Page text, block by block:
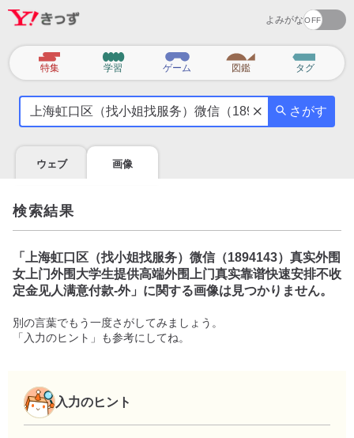
よみがな
カ
テ
特集 学習 ゲーム 図鑑 タグ
気
に
を
調
べ
よ
う
さがす
ウェブ 画像
検索結果
「
上海虹口区（找小姐找服务）微信（1894143）真实外围
女上门外围大学生提供高端外围上门真实靠谱快速安排不收
定金见人满意付款-外」に関する画像は見つかりません。
別の言葉でもう一度さがしてみましょう。
「入力のヒント」も参考にしてね。
入力のヒント